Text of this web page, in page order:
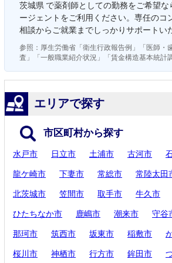
茨城県 で薬剤師としての勤務をご希望な
ージェントをご利用ください。専任のコ
相談からご就業までしっかりサポートい
参照：厚生労働省「衛生行政報告例」「医師・
査」「一般職業紹介状況」「賃金構造基本統計
エリアで探す
市区町村から探す
水戸市 日立市 土浦市 古河市
龍ケ崎市 下妻市 常総市 常陸太田
北茨城市 笠間市 取手市 牛久市
ひたちなか市 鹿嶋市 潮来市 守谷
那珂市 筑西市 坂東市 稲敷市
桜川市 神栖市 行方市 鉾田市